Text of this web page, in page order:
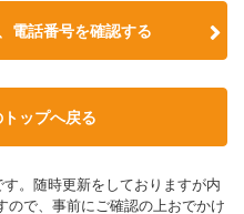
電話番号を確認する
ップへ戻る
。随時更新をしておりますが内
ので、事前にご確認の上おでかけ